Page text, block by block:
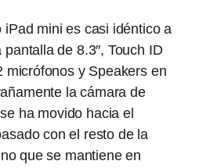
mini es casi idéntico a
de 8.3″, Touch ID
micrófonos y Speakers en
la cámara de
ha movido hacia el
con el resto de la
que se mantiene en